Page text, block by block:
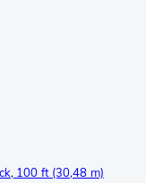
100 ft (30,48 m)